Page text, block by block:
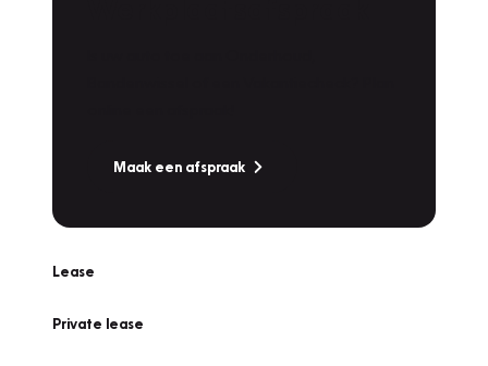
Maak een afspraak
Lease
Private lease